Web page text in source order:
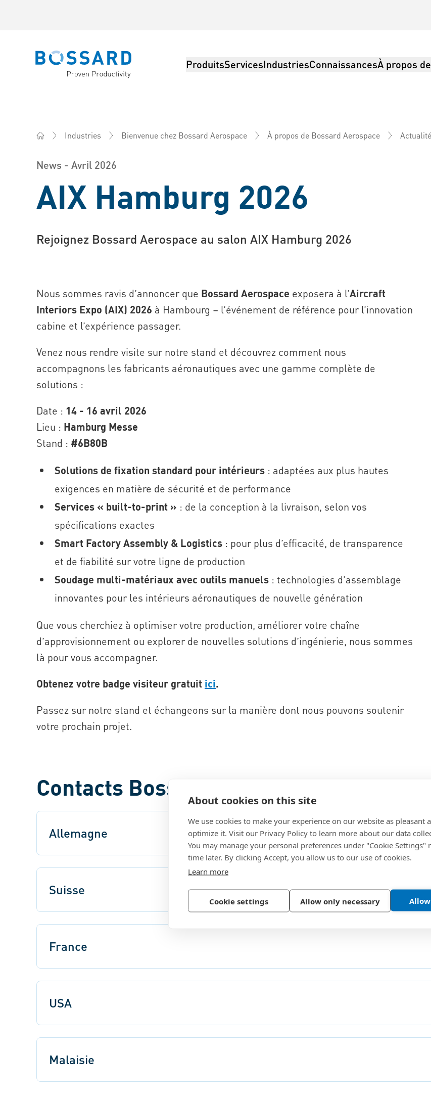
About cookies on this site
We use cookies to make your experience on our website as pleasant
optimize it. Visit our Privacy Policy to learn more about our data
You may manage your personal preferences under "Cookie Settings"
time later. By clicking Accept, you allow us to our use of cookies.
Learn more
Cookie settings Allow only necessary
Bossard homepage ProduitsServicesIndustriesConnaissancesÀ propos
Industries Bienvenue chez Bossard Aerospace À propos de Bossard Aerospace
News - Avril 2026
AIX Hamburg 2026
Rejoignez Bossard Aerospace au salon AIX Hamburg 2026
Nous sommes ravis d’annoncer que Bossard Aerospace exposera à l’Aircraft
Interiors Expo (AIX) 2026 à Hambourg – l’événement de référence pour l’innovation
cabine et l’expérience passager.
Venez nous rendre visite sur notre stand et découvrez comment nous
accompagnons les fabricants aéronautiques avec une gamme complète de
solutions :
Date : 14 - 16 avril 2026
Lieu : Hamburg Messe
Stand : #6B80B
Solutions de fixation standard pour intérieurs : adaptées aux plus hautes
exigences en matière de sécurité et de performance
Services « built-to-print » : de la conception à la livraison, selon vos
spécifications exactes
Smart Factory Assembly & Logistics : pour plus d’efficacité, de transparence
et de fiabilité sur votre ligne de production
Soudage multi-matériaux avec outils manuels : technologies d’assemblage
innovantes pour les intérieurs aéronautiques de nouvelle génération
Que vous cherchiez à optimiser votre production, améliorer votre chaîne
d’approvisionnement ou explorer de nouvelles solutions d’ingénierie, nous sommes
là pour vous accompagner.
Obtenez votre badge visiteur gratuit ici.
Passez sur notre stand et échangeons sur la manière dont nous pouvons soutenir
votre prochain projet.
Contacts Bossard Aerospace
Allemagne
Suisse
France
USA
Malaisie